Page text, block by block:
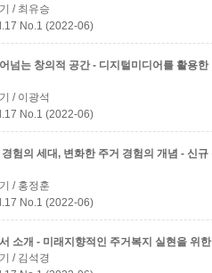
/ 최유승
No.1 (2022-06)
넘는 창의적 공간 - 디지털미디어를 활용
/ 이광석
No.1 (2022-06)
험의 세대, 변화한 주거 경험의 개념 - 신
/ 홍정훈
No.1 (2022-06)
소개 - 미래지향적인 주거복지 실현을 위
/ 김석경